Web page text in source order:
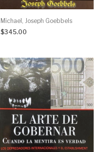
Michael, Joseph Goebbels
$345.00